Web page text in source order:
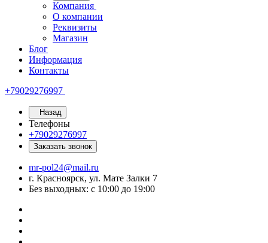
Компания
О компании
Реквизиты
Магазин
Блог
Информация
Контакты
+79029276997
Назад
Телефоны
+79029276997
Заказать звонок
mr-pol24@mail.ru
г. Красноярск, ул. Мате Залки 7
Без выходных: с 10:00 до 19:00